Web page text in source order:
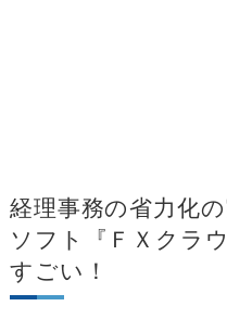
経理事務の省力化
ソフト『ＦＸクラ
すごい！